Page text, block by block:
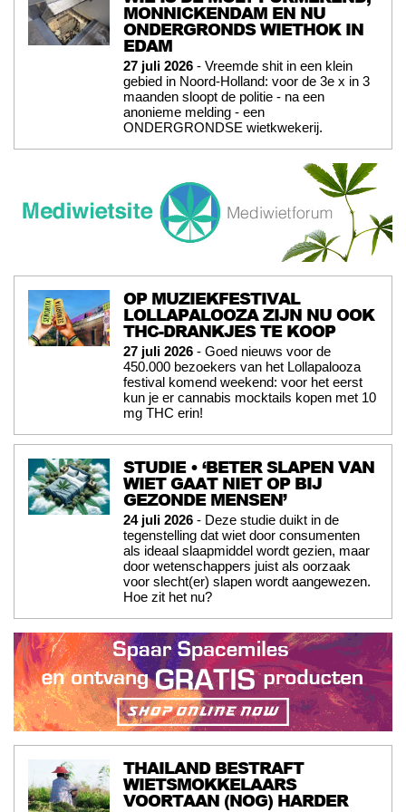
MONNICKENDAM EN NU
ONDERGRONDS WIETHOK IN
EDAM
27 juli 2026 - Vreemde shit in een klein
gebied in Noord-Holland: voor de 3e x in 3
maanden sloopt de politie - na een
anonieme melding - een
ONDERGRONDSE wietkwekerij.
OP MUZIEKFESTIVAL
LOLLAPALOOZA ZIJN NU OOK
THC-DRANKJES TE KOOP
27 juli 2026 - Goed nieuws voor de
450.000 bezoekers van het Lollapalooza
festival komend weekend: voor het eerst
kun je er cannabis mocktails kopen met 10
mg THC erin!
STUDIE • ‘BETER SLAPEN VAN
WIET GAAT NIET OP BIJ
GEZONDE MENSEN’
24 juli 2026 - Deze studie duikt in de
tegenstelling dat wiet door consumenten
als ideaal slaapmiddel wordt gezien, maar
door wetenschappers juist als oorzaak
voor slecht(er) slapen wordt aangewezen.
Hoe zit het nu?
THAILAND BESTRAFT
WIETSMOKKELAARS
VOORTAAN (NOG) HARDER